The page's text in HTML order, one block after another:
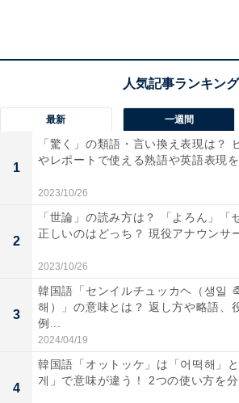
20代「テレワークをやめたい」理
テレワークをやめたいと思った理由（テレワーク
ある20代）【n=31】
20代の「テレワークをやめたい」と
「業務上の不便が多いから」で45.2
最新 一週間
1
「驚く」の類語・言い換え表現は？
やレポートで使える熟語や英語表現を
2023/10/26
2
「世論」の読み方は？ 「よろん」「
正しいのはどっち？ 現役アナウンサ
2023/10/26
3
韓国語「センイルチュッカヘ（생일
해）」の意味とは？ 返し方や略語、
例...
2024/04/19
4
韓国語「オットッケ」は「어떡해」
게」で意味が違う！ 2つの使い方を分